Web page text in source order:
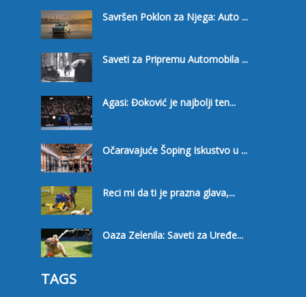
Savršen Poklon za Njega: Auto ...
Saveti za Pripremu Automobila ...
Agasi: Đoković je najbolji ten...
Očaravajuće Šoping Iskustvo u ...
Reci mi da ti je prazna glava,...
Oaza Zelenila: Saveti za Uređe...
TAGS